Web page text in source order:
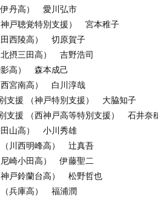
丹高） 愛川弘市
戸聴覚特別支援） 宮本稚子
西陵高） 切原賀子
摂三田高） 吉野浩司
高） 森本成己
宮南高） 白川淳哉
支援 （神戸特別支援） 大脇知子
支援 （西神戸高等特別支援） 石井奈
山高） 小川秀雄
川西明峰高） 辻真吾
崎小田高） 伊藤聖二
戸鈴蘭台高） 松野哲也
兵庫高） 福浦潤